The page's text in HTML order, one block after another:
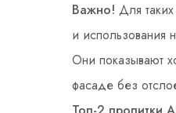
Важно! Для
и использования
Они показывают
фасаде без